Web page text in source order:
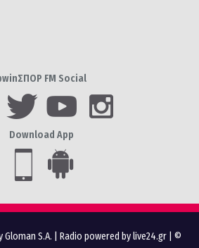
FM Social
Download App
S.A. Radio powered by live24.gr | ©